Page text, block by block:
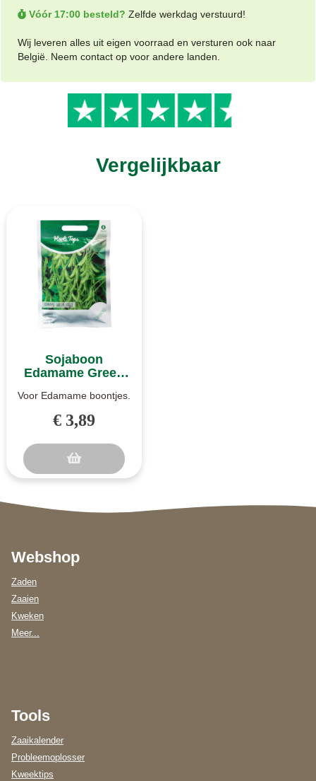
Vóór 17:00 besteld? Zelfde werkdag verstuurd!
Wij leveren alles uit eigen voorraad en versturen ook naar
België. Neem contact op voor andere landen.
Vergelijkbaar
Sojaboon
Edamame Green
Voor Edamame boontjes.
bovendien ook vroeg ras
€ 3,89
Webshop
Zaden
Zaaien
Kweken
Meer...
Tools
Zaaikalender
Probleemoplosser
Kweektips